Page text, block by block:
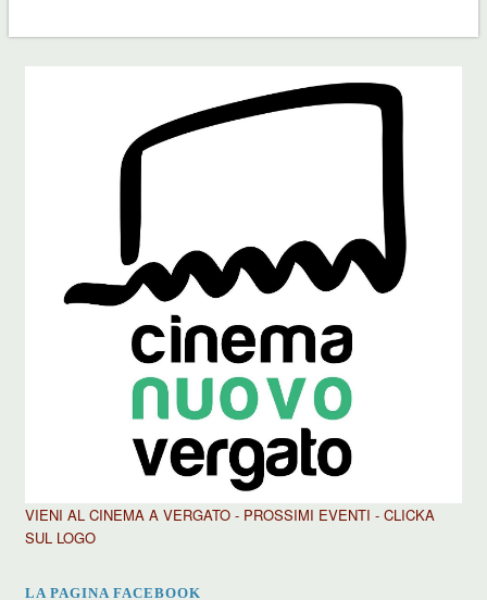
VIENI AL CINEMA A VERGATO - PROSSIMI EVENTI - CLICKA
SUL LOGO
LA PAGINA FACEBOOK